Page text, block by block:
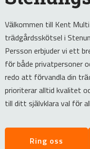
Välkommen till Kent
trädgårdsskötsel i
Persson erbjuder vi ett
för både privatpersoner
redo att förvandla din
prioriterar alltid kvalitet
till ditt självklara val för
Ring oss